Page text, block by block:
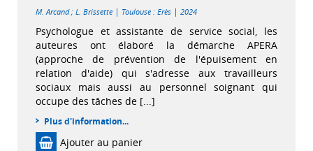
M. Arcand; L. Brissette | Toulouse : Erès | 2024
Psychologue et assistante de service social, les
auteures ont élaboré la démarche APERA
(approche de prévention de l'épuisement en
relation d'aide) qui s'adresse aux travailleurs
sociaux mais aussi au personnel soignant qui
occupe des tâches de [...]
Plus d'information...
Ajouter au panier